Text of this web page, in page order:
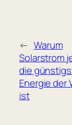
← Warum
Solarstrom
die
Energie der
ist